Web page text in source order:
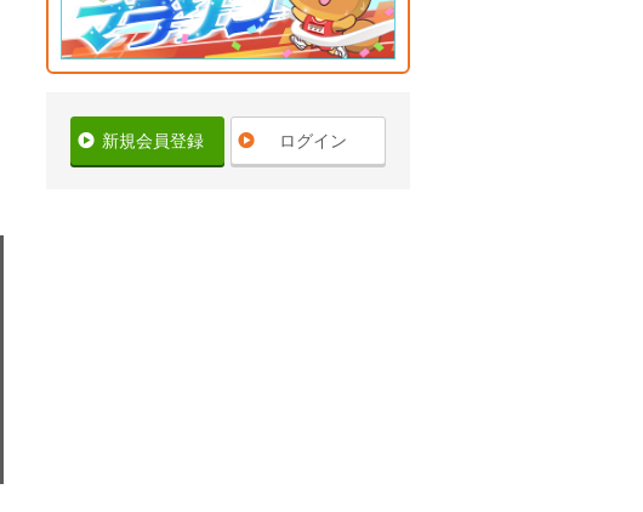
新規会員登録 ログイン